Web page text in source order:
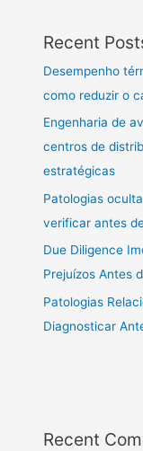
Recent
Desempenho
como reduzir o
Engenharia de
centros de
estratégicas
Patologias
verificar antes
Due Diligence
Prejuízos Antes
Patologias
Diagnosticar
Recent